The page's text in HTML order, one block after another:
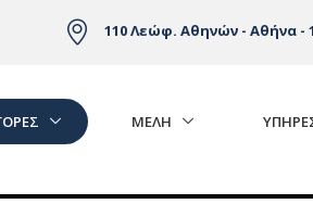
110 Λεώφ. Αθηνών - Αθήνα -
ΜΕΛΗ